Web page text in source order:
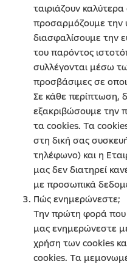
ταιριάζουν
προσαρμόζουμε την
διασφαλίσουμε την
του παρόντος
συλλέγονται μέσω
προσβάσιμες σε
Σε κάθε περίπτωση,
εξακριβώσουμε την
τα cookies. Τα
στη δική σας
τηλέφωνο) και η
μας δεν διατηρεί
με προσωπικά
Πώς ενημερώνεστε;
Την πρώτη φορά που
μας ενημερώνεστε
χρήση των cookies
cookies. Τα